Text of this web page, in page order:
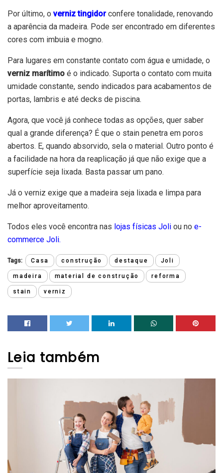
Por último, o verniz tingidor confere tonalidade, renovando
a aparência da madeira. Pode ser encontrado em diferentes
cores com imbuia e mogno.
Para lugares em constante contato com água e umidade, o
verniz marítimo é o indicado. Suporta o contato com muita
umidade constante, sendo indicados para acabamentos de
portas, lambris e até decks de piscina.
Agora, que você já conhece todas as opções, quer saber
qual a grande diferença? É que o stain penetra em poros
abertos. E, quando absorvido, sela o material. Outro ponto é
a facilidade na hora da reaplicação já que não exige que a
superfície seja lixada. Basta passar um pano.
Já o verniz exige que a madeira seja lixada e limpa para
melhor aproveitamento.
Todos eles você encontra nas lojas físicas Joli ou no e-
commerce Joli.
Tags: Casa construção destaque Joli
madeira material de construção reforma
stain verniz
Leia também